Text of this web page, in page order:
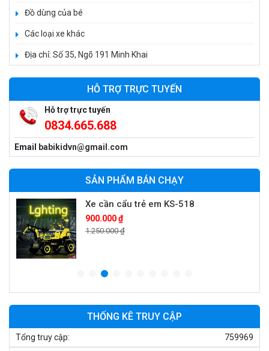
Đồ dùng của bé
Các loại xe khác
Địa chỉ: Số 35, Ngõ 191 Minh Khai
HỖ TRỢ TRỰC TUYẾN
Hỗ trợ trực tuyến
0834.665.688
Email babikidvn@gmail.com
SẢN PHẨM BÁN CHẠY
Xe 3 bánh trẻ em 968
350.000 ₫
550.000 ₫
950.000 ₫
Xe cần cẩu trẻ em KS-518
900.000 ₫
1.250.000 ₫
Xe máy điện trẻ em T118
Xe điện trẻ em 7017
THỐNG KÊ TRUY CẬP
759969
Tổng truy cập: